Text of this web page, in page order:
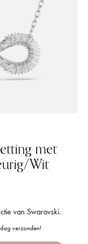
met
Wit
van Swarovski.
verzonden!